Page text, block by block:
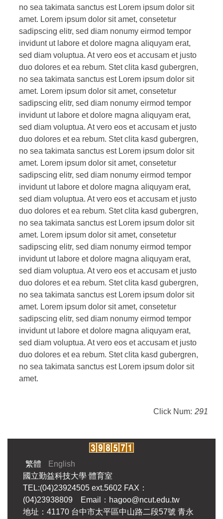
no sea takimata sanctus est Lorem ipsum dolor sit
amet. Lorem ipsum dolor sit amet, consetetur
sadipscing elitr, sed diam nonumy eirmod tempor
invidunt ut labore et dolore magna aliquyam erat,
sed diam voluptua. At vero eos et accusam et justo
duo dolores et ea rebum. Stet clita kasd gubergren,
no sea takimata sanctus est Lorem ipsum dolor sit
amet. Lorem ipsum dolor sit amet, consetetur
sadipscing elitr, sed diam nonumy eirmod tempor
invidunt ut labore et dolore magna aliquyam erat,
sed diam voluptua. At vero eos et accusam et justo
duo dolores et ea rebum. Stet clita kasd gubergren,
no sea takimata sanctus est Lorem ipsum dolor sit
amet. Lorem ipsum dolor sit amet, consetetur
sadipscing elitr, sed diam nonumy eirmod tempor
invidunt ut labore et dolore magna aliquyam erat,
sed diam voluptua. At vero eos et accusam et justo
duo dolores et ea rebum. Stet clita kasd gubergren,
no sea takimata sanctus est Lorem ipsum dolor sit
amet. Lorem ipsum dolor sit amet, consetetur
sadipscing elitr, sed diam nonumy eirmod tempor
invidunt ut labore et dolore magna aliquyam erat,
sed diam voluptua. At vero eos et accusam et justo
duo dolores et ea rebum. Stet clita kasd gubergren,
no sea takimata sanctus est Lorem ipsum dolor sit
amet. Lorem ipsum dolor sit amet, consetetur
sadipscing elitr, sed diam nonumy eirmod tempor
invidunt ut labore et dolore magna aliquyam erat,
sed diam voluptua. At vero eos et accusam et justo
duo dolores et ea rebum. Stet clita kasd gubergren,
no sea takimata sanctus est Lorem ipsum dolor sit
amet.
Click Num: 291
繁體
English
國立勤益科技大學 體育室
TEL:(04)23924505 ext.5602 FAX：
(04)23938809 Email：hagoo@ncut.edu.tw
地址：41170 台中市太平區中山路二段57號 青永